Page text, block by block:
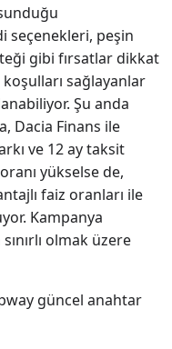
seçenekleri, peşin
gibi fırsatlar dikkat
sağlayanlar
Şu anda
Dacia Finans ile
ve 12 ay taksit
yükselse de,
faiz oranları ile
Kampanya
olmak üzere
güncel anahtar